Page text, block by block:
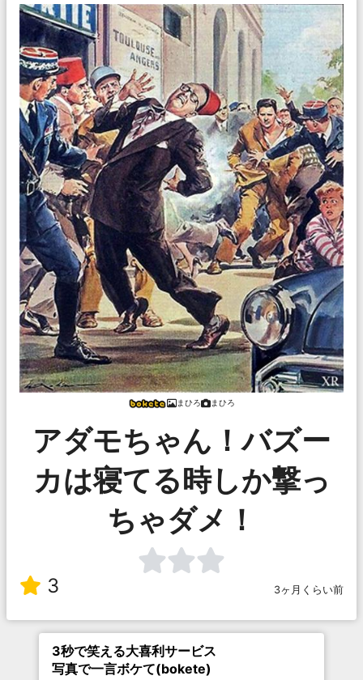
まひろ まひろ
アダモちゃん！バズー
カは寝てる時しか撃っ
ちゃダメ！
3 3ヶ月くらい前
3秒で笑える大喜利サービス
写真で一言ボケて(bokete)